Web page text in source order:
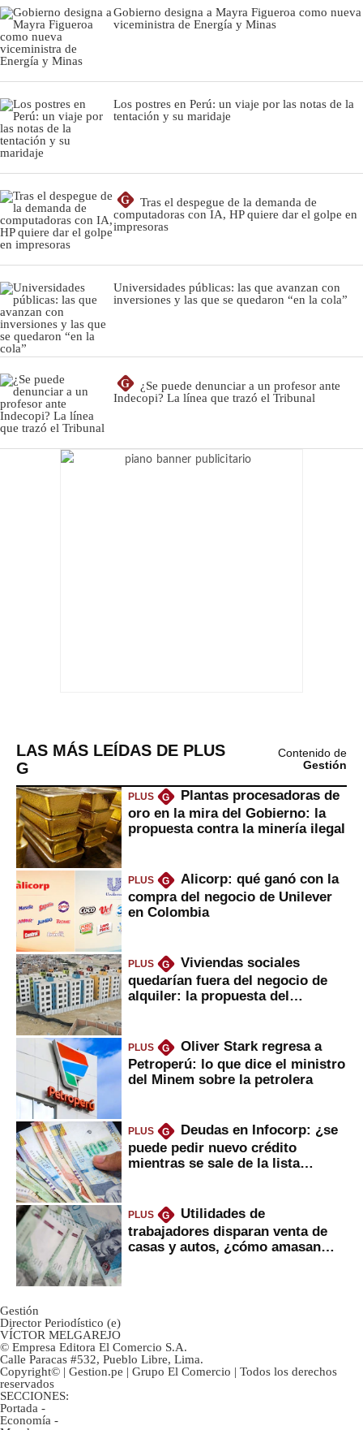
Gobierno designa a Mayra Figueroa como nueva
viceministra de Energía y Minas
Los postres en Perú: un viaje por las notas de la
tentación y su maridaje
G
Tras el despegue de la demanda de
computadoras con IA, HP quiere dar el golpe en
impresoras
Universidades públicas: las que avanzan con
inversiones y las que se quedaron “en la cola”
G
¿Se puede denunciar a un profesor ante
Indecopi? La línea que trazó el Tribunal
LAS MÁS LEÍDAS DE PLUS
G
Contenido de
Gestión
PLUS G
Plantas procesadoras de
oro en la mira del Gobierno: la
propuesta contra la minería ilegal
PLUS G
Alicorp: qué ganó con la
compra del negocio de Unilever
en Colombia
PLUS G
Viviendas sociales
quedarían fuera del negocio de
alquiler: la propuesta del
PLUS G
Oliver Stark regresa a
Petroperú: lo que dice el ministro
del Minem sobre la petrolera
PLUS G
Deudas en Infocorp: ¿se
puede pedir nuevo crédito
mientras se sale de la lista
PLUS G
Utilidades de
trabajadores disparan venta de
casas y autos, ¿cómo amasan
Gestión
Director Periodístico (e)
VÍCTOR MELGAREJO
© Empresa Editora El Comercio S.A.
Calle Paracas #532, Pueblo Libre, Lima.
Copyright© | Gestion.pe | Grupo El Comercio | Todos los derechos
reservados
SECCIONES:
Portada -
Economía -